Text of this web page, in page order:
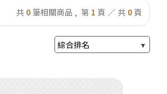
共 0筆相關商品 , 第 1 頁 ／ 共 0 頁